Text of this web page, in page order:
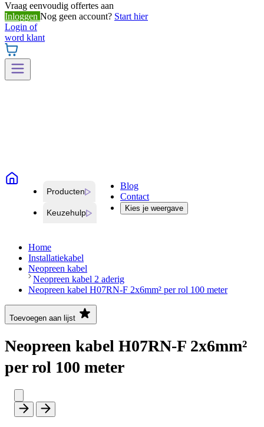
Vraag eenvoudig offertes aan
Inloggen Nog geen account? Start hier
Login of
word klant
Producten
Keuzehulp
Blog
Contact
Kies je weergave
Home
Installatiekabel
Neopreen kabel
Neopreen kabel 2 aderig
Neopreen kabel H07RN-F 2x6mm² per rol 100 meter
Toevoegen aan lijst
Neopreen kabel H07RN-F 2x6mm²
per rol 100 meter